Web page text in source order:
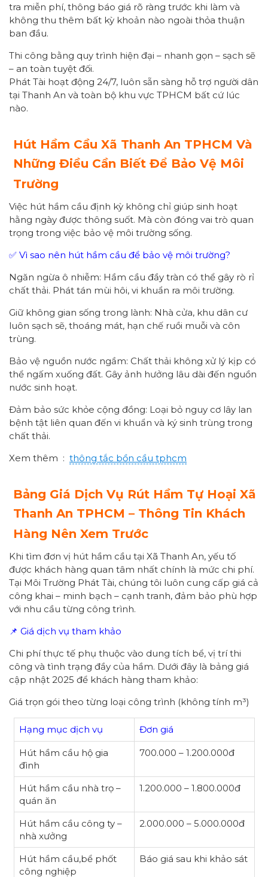
tra miễn phí, thông báo giá rõ ràng trước khi làm và
không thu thêm bất kỳ khoản nào ngoài thỏa thuận
ban đầu.
Thi công bằng quy trình hiện đại – nhanh gọn – sạch sẽ
– an toàn tuyệt đối.
Phát Tài hoạt động 24/7, luôn sẵn sàng hỗ trợ người dân
tại Thanh An và toàn bộ khu vực TPHCM bất cứ lúc
nào.
Hút Hầm Cầu Xã Thanh An TPHCM Và
Những Điều Cần Biết Để Bảo Vệ Môi
Trường
Việc hút hầm cầu định kỳ không chỉ giúp sinh hoạt
hằng ngày được thông suốt. Mà còn đóng vai trò quan
trọng trong việc bảo vệ môi trường sống.
✅ Vì sao nên hút hầm cầu để bảo vệ môi trường?
Ngăn ngừa ô nhiễm: Hầm cầu đầy tràn có thể gây rò rỉ
chất thải. Phát tán mùi hôi, vi khuẩn ra môi trường.
Giữ không gian sống trong lành: Nhà cửa, khu dân cư
luôn sạch sẽ, thoáng mát, hạn chế ruồi muỗi và côn
trùng.
Bảo vệ nguồn nước ngầm: Chất thải không xử lý kịp có
thể ngấm xuống đất. Gây ảnh hưởng lâu dài đến nguồn
nước sinh hoạt.
Đảm bảo sức khỏe cộng đồng: Loại bỏ nguy cơ lây lan
bệnh tật liên quan đến vi khuẩn và ký sinh trùng trong
chất thải.
Xem thêm : thông tắc bồn cầu tphcm
Bảng Giá Dịch Vụ Rút Hầm Tự Hoại Xã
Thanh An TPHCM – Thông Tin Khách
Hàng Nên Xem Trước
Khi tìm đơn vị hút hầm cầu tại Xã Thanh An, yếu tố
được khách hàng quan tâm nhất chính là mức chi phí.
Tại Môi Trường Phát Tài, chúng tôi luôn cung cấp giá cả
công khai – minh bạch – cạnh tranh, đảm bảo phù hợp
với nhu cầu từng công trình.
📌 Giá dịch vụ tham khảo
Chi phí thực tế phụ thuộc vào dung tích bể, vị trí thi
công và tình trạng đầy của hầm. Dưới đây là bảng giá
cập nhật 2025 để khách hàng tham khảo:
Giá trọn gói theo từng loại công trình (không tính m³)
Hạng mục dịch vụ Đơn giá
Hút hầm cầu hộ gia
đình
700.000 – 1.200.000đ
Hút hầm cầu nhà trọ –
quán ăn
1.200.000 – 1.800.000đ
Hút hầm cầu công ty –
nhà xưởng
2.000.000 – 5.000.000đ
Hút hầm cầu,bể phốt
công nghiệp
Báo giá sau khi khảo sát